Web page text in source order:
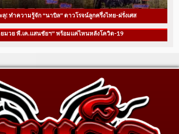
! ทำความรู้จัก “นาบิล” ดาวโรจน์ลูกครึ่งไทย-ฝรั่งเศส
ยมวย พี.เค.แสนชัยฯ” พร้อมแค่ไหนหลังโควิด-19